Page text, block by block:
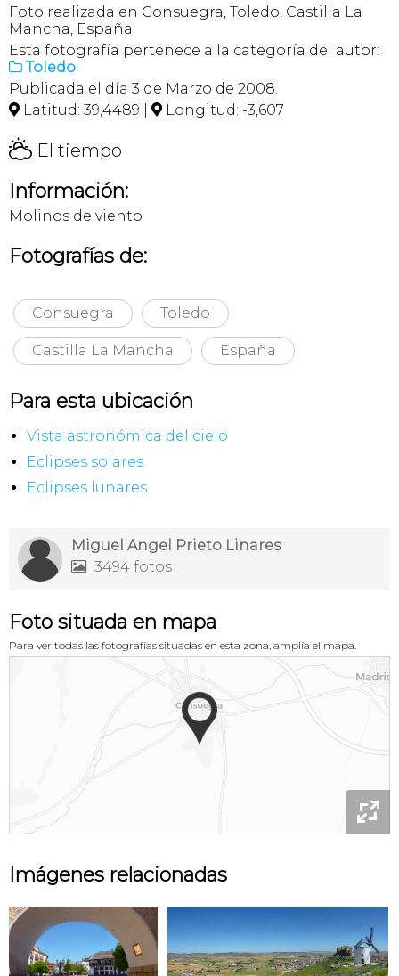
Foto realizada en Consuegra, Toledo, Castilla La
Mancha, España.
Esta fotografía pertenece a la categoría del autor:
 Toledo
Publicada el día 3 de Marzo de 2008.
 Latitud: 39,4489 |  Longitud: -3,607
H El tiempo
Información:
Molinos de viento
Fotografías de:
Consuegra Toledo
Castilla La Mancha España
Para esta ubicación
Vista astronómica del cielo
Eclipses solares
Eclipses lunares
Miguel Angel Prieto Linares
 3494 fotos
Foto situada en mapa
Para ver todas las fotografías situadas en esta zona, amplía el mapa.

Imágenes relacionadas